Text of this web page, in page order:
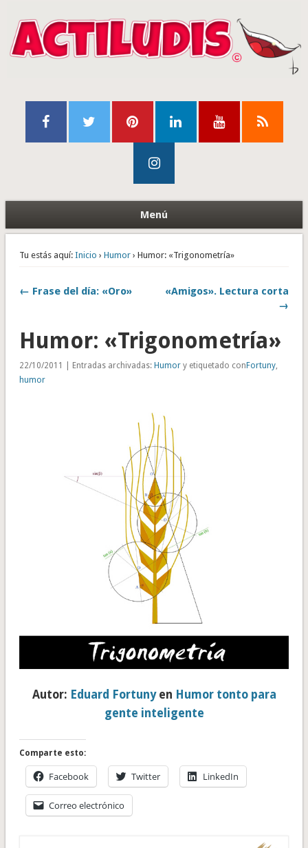
Menú
Tu estás aquí: Inicio › Humor› Humor: «Trigonometría»
← Frase del día: «Oro»
«Amigos». Lectura corta
→
Humor: «Trigonometría»
22/10/2011 | Entradas archivadas: Humory etiquetado con Fortuny,
humor
Autor: Eduard Fortuny en Humor tonto para
gente inteligente
Comparte esto:
Facebook Twitter LinkedIn
Correo electrónico